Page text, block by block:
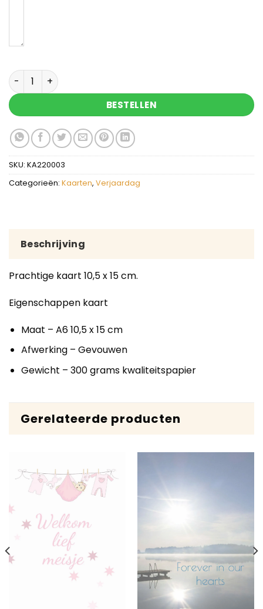
Dikke kus voor jou aantal
BESTELLEN
SKU: KA220003
Categorieën: Kaarten, Verjaardag
Beschrijving
Prachtige kaart 10,5 x 15 cm.
Eigenschappen kaart
Maat – A6 10,5 x 15 cm
Afwerking – Gevouwen
Gewicht – 300 grams kwaliteitspapier
Gerelateerde producten